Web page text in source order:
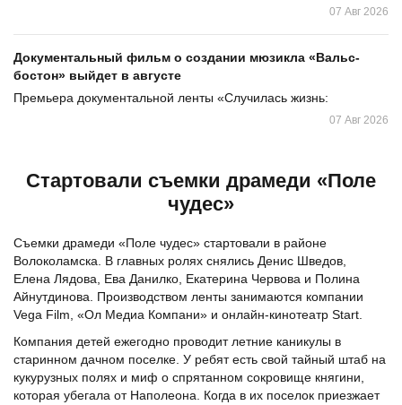
07 Авг 2026
Документальный фильм о создании мюзикла «Вальс-
бостон» выйдет в августе
Премьера документальной ленты «Случилась жизнь:
07 Авг 2026
Стартовали съемки драмеди «Поле
чудес»
Съемки драмеди «Поле чудес» стартовали в районе
Волоколамска. В главных ролях снялись Денис Шведов,
Елена Лядова, Ева Данилко, Екатерина Червова и Полина
Айнутдинова. Производством ленты занимаются компании
Vega Film, «Ол Медиа Компани» и онлайн-кинотеатр Start.
Компания детей ежегодно проводит летние каникулы в
старинном дачном поселке. У ребят есть свой тайный штаб на
кукурузных полях и миф о спрятанном сокровище княгини,
которая убегала от Наполеона. Когда в их поселок приезжает